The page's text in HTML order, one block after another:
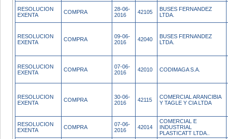
RESOLUCION
EXENTA
COMPRA
28-06-
2016
42105
BUSES FERNANDEZ
LTDA.
RESOLUCION
EXENTA
COMPRA
09-06-
2016
42040
BUSES FERNANDEZ
LTDA.
RESOLUCION
EXENTA
COMPRA
07-06-
2016
42010 CODIMAGA S.A.
RESOLUCION
EXENTA
COMPRA
30-06-
2016
42115
COMERCIAL ARANCIBIA
Y TAGLE Y CIA LTDA
RESOLUCION
EXENTA
COMPRA
07-06-
2016
42014
COMERCIAL E
INDUSTRIAL
PLASTICATT LTDA..